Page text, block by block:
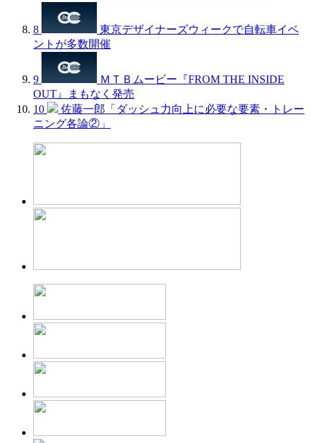
8
東京デザイナーズウィークで自転車イベ
ントが多数開催
9
ＭＴＢムービー『FROM THE INSIDE
OUT』まもなく発売
10
佐藤一郎「ダッシュ力向上に必要な要素・トレー
ニング各論②」